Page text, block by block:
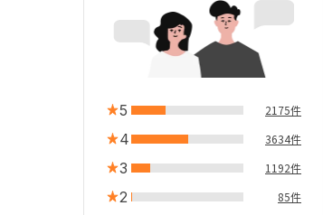
5 2175件
4 3634件
3 1192件
2 85件